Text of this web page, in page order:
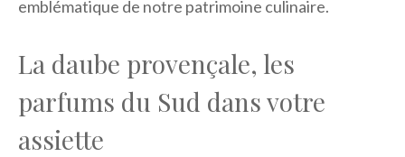
emblématique de notre patrimoine culinaire.
La daube provençale, les
parfums du Sud dans votre
assiette